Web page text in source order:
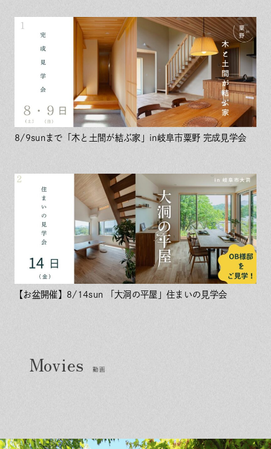
8/9sunまで「木と土間が結ぶ家」in岐阜市粟野 完成見学会
【お盆開催】8/14sun 「大洞の平屋」住まいの見学会
動画